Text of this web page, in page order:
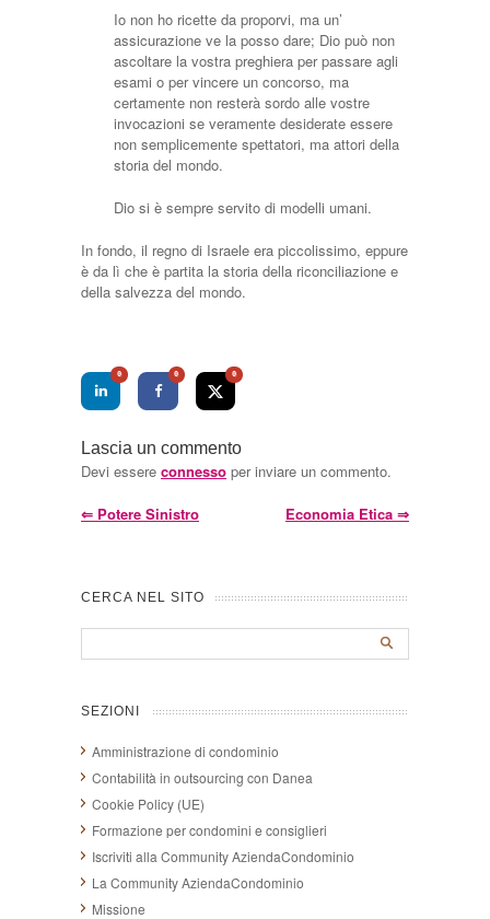
Io non ho ricette da proporvi, ma un’
assicurazione ve la posso dare; Dio può non
ascoltare la vostra preghiera per passare agli
esami o per vincere un concorso, ma
certamente non resterà sordo alle vostre
invocazioni se veramente desiderate essere
non semplicemente spettatori, ma attori della
storia del mondo.
Dio si è sempre servito di modelli umani.
In fondo, il regno di Israele era piccolissimo, eppure
è da lì che è partita la storia della riconciliazione e
della salvezza del mondo.
0 0 0
Lascia un commento
Devi essere connesso per inviare un commento.
⇐ Potere Sinistro Economia Etica ⇒
CERCA NEL SITO
SEZIONI
Amministrazione di condominio
Contabilità in outsourcing con Danea
Cookie Policy (UE)
Formazione per condomini e consiglieri
Iscriviti alla Community AziendaCondominio
La Community AziendaCondominio
Missione